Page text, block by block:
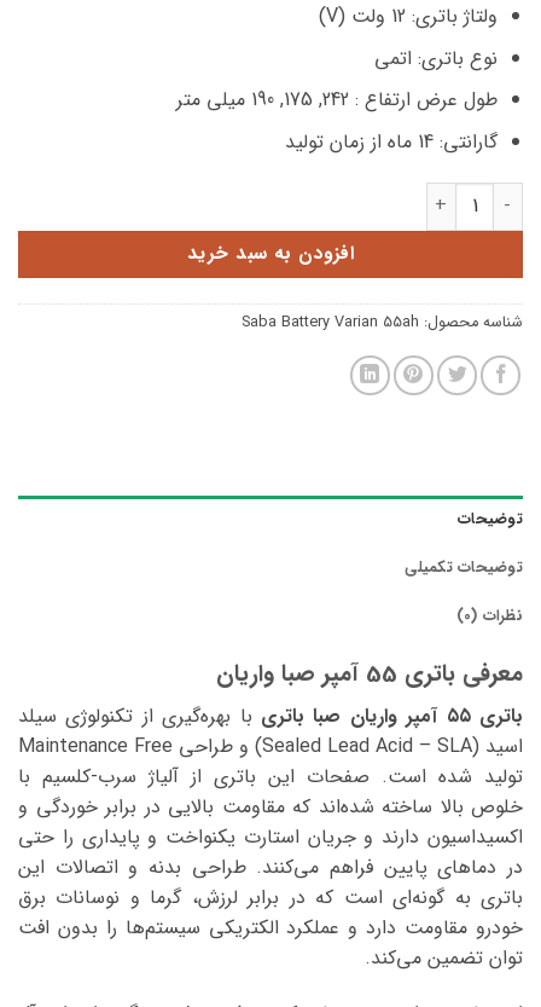
ولتاژ باتری: 12 ولت (V)
نوع باتری: اتمی
طول عرض ارتفاع : 242, 175, 190 میلی متر
گارانتی: 14 ماه از زمان تولید
افزودن به سبد خرید
شناسه محصول: Saba Battery Varian 55ah
توضیحات
توضیحات تکمیلی
نظرات (0)
معرفی باتری 55 آمپر صبا واریان
باتری ۵۵ آمپر واریان صبا باتری
با بهره‌گیری از تکنولوژی سیلد
اسید (Sealed Lead Acid – SLA) و طراحی Maintenance Free
تولید شده است. صفحات این باتری از آلیاژ سرب-کلسیم با
خلوص بالا ساخته شده‌اند که مقاومت بالایی در برابر خوردگی و
اکسیداسیون دارند و جریان استارت یکنواخت و پایداری را حتی
در دماهای پایین فراهم می‌کنند. طراحی بدنه و اتصالات این
باتری به گونه‌ای است که در برابر لرزش، گرما و نوسانات برق
خودرو مقاومت دارد و عملکرد الکتریکی سیستم‌ها را بدون افت
توان تضمین می‌کند.